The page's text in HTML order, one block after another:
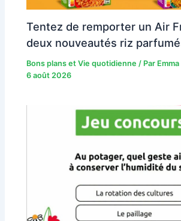
Tentez de remporter un Air
deux nouveautés riz
Bons plans et Vie quotidienne / Par
6 août 2026